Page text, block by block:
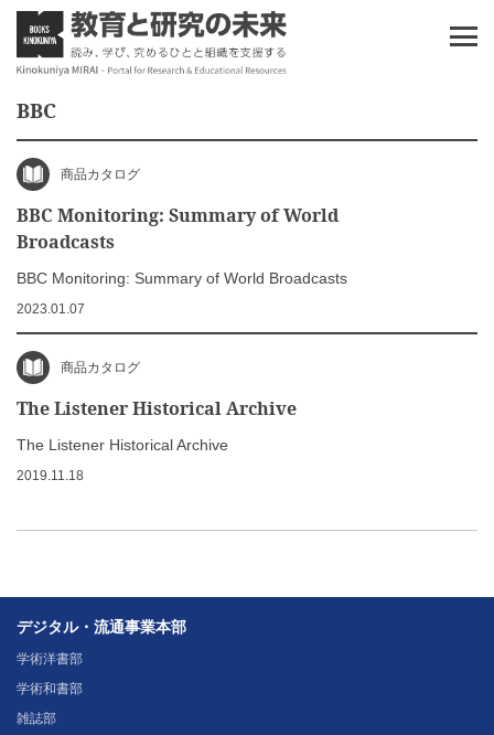
BBC
商品カタログ
BBC Monitoring: Summary of World
Broadcasts
BBC Monitoring: Summary of World Broadcasts
2023.01.07
商品カタログ
The Listener Historical Archive
The Listener Historical Archive
2019.11.18
デジタル・流通事業本部
学術洋書部
学術和書部
雑誌部